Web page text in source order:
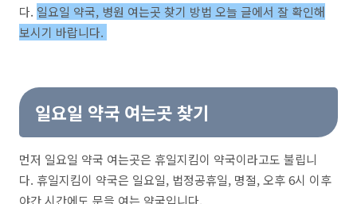
다. 일요일 약국, 병원 여는곳 찾기 방법 오늘 글에서 잘 확인해
보시기 바랍니다.
일요일 약국 여는곳 찾기
먼저 일요일 약국 여는곳은 휴일지킴이 약국이라고도 불립니
다. 휴일지킴이 약국은 일요일, 법정공휴일, 명절, 오후 6시 이후
야간 시간에도 문을 여는 약국입니다.